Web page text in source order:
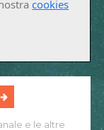
cookies
e le altre